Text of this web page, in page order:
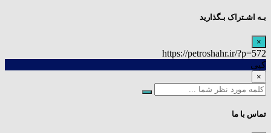
بـه اشـتراک بـگذارید
×
https://petroshahr.ir/?p=572
کپی
×
تماس با ما